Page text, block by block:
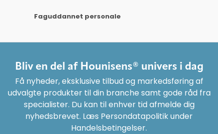
Faguddannet personale
Bliv en del af Hounisens® univers i dag
Få nyheder, eksklusive tilbud og markedsføring af
udvalgte produkter til din branche samt gode råd fra
specialister. Du kan til enhver tid afmelde dig
nyhedsbrevet. Læs Persondatapolitik under
Handelsbetingelser.